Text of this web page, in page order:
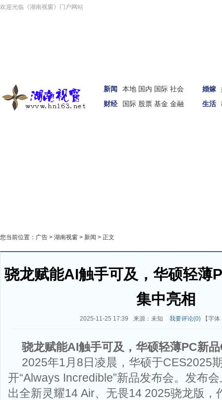
欢迎光临《湖南视窗》门户网站
新闻 本地 国内 国际 社会
财经
国际 股票 基金 金融
婚嫁
生活
您当前位置： 广告 > 湖南视窗 > 新闻 > 正文
骁龙赋能AI触手可及，华硕轻薄
集中亮相
2025-11-25 17:39 来源：未知 我要评论(0)【字体
骁龙赋能AI触手可及，华硕轻薄PC新品
2025年1月8日凌晨，华硕于CES2025
开“Always Incredible”新品发布会。发布
出全新灵耀14 Air、无畏14 2025骁龙版，